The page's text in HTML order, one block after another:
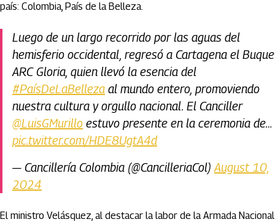
país: Colombia, País de la Belleza.
Luego de un largo recorrido por las aguas del
hemisferio occidental, regresó a Cartagena el Buque
ARC Gloria, quien llevó la esencia del
#PaísDeLaBelleza al mundo entero, promoviendo
nuestra cultura y orgullo nacional. El Canciller
@LuisGMurillo estuvo presente en la ceremonia de…
pic.twitter.com/HDE8UgtA4d
— Cancillería Colombia (@CancilleriaCol)August 10,
2024
El ministro Velásquez, al destacar la labor de la Armada Nacional